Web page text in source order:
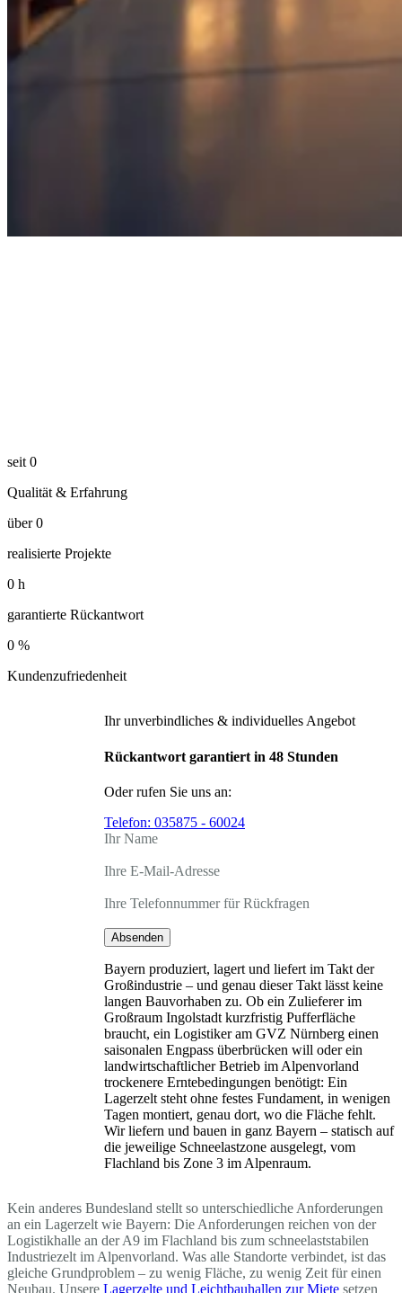
seit 0
Qualität & Erfahrung
über 0
realisierte Projekte
0 h
garantierte Rückantwort
0 %
Kundenzufriedenheit
Ihr unverbindliches & individuelles Angebot
Rückantwort garantiert in 48 Stunden
Oder rufen Sie uns an:
Telefon: 035875 - 60024
Ihr Name
Ihre E-Mail-Adresse
Ihre Telefonnummer für Rückfragen
Absenden
Bayern produziert, lagert und liefert im Takt der
Großindustrie – und genau dieser Takt lässt keine
langen Bauvorhaben zu. Ob ein Zulieferer im
Großraum Ingolstadt kurzfristig Pufferfläche
braucht, ein Logistiker am GVZ Nürnberg einen
saisonalen Engpass überbrücken will oder ein
landwirtschaftlicher Betrieb im Alpenvorland
trockenere Erntebedingungen benötigt: Ein
Lagerzelt steht ohne festes Fundament, in wenigen
Tagen montiert, genau dort, wo die Fläche fehlt.
Wir liefern und bauen in ganz Bayern – statisch auf
die jeweilige Schneelastzone ausgelegt, vom
Flachland bis Zone 3 im Alpenraum.
Kein anderes Bundesland stellt so unterschiedliche Anforderungen
an ein Lagerzelt wie Bayern: Die Anforderungen reichen von der
Logistikhalle an der A9 im Flachland bis zum schneelaststabilen
Industriezelt im Alpenvorland. Was alle Standorte verbindet, ist das
gleiche Grundproblem – zu wenig Fläche, zu wenig Zeit für einen
Neubau. Unsere Lagerzelte und Leichtbauhallen zur Miete setzen